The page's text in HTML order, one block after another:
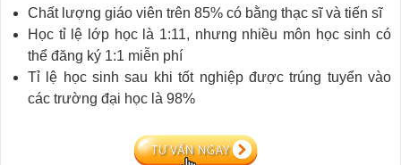
Chất lượng giáo viên trên 85% có bằng thạc sĩ và tiến sĩ
Học tỉ lệ lớp học là 1:11, nhưng nhiều môn học sinh có
thể đăng ký 1:1 miễn phí
Tỉ lệ học sinh sau khi tốt nghiệp được trúng tuyển vào
các trường đại học là 98%